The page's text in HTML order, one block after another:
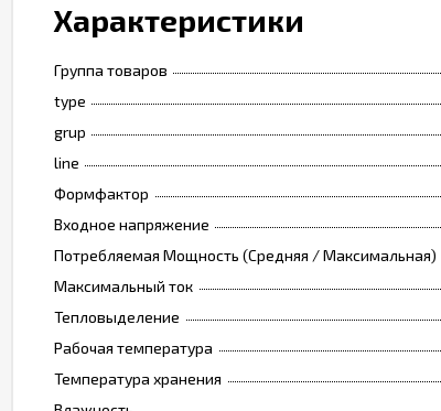
Характеристики
Группа товаров
type
grup
line
Формфактор
Входное напряжение
Потребляемая Мощность (Средняя / Максимальная)
Максимальный ток
Тепловыделение
Рабочая температура
Температура хранения